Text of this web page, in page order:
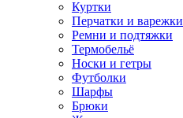
Куртки
Перчатки и варежки
Ремни и подтяжки
Термобельё
Носки и гетры
Футболки
Шарфы
Брюки